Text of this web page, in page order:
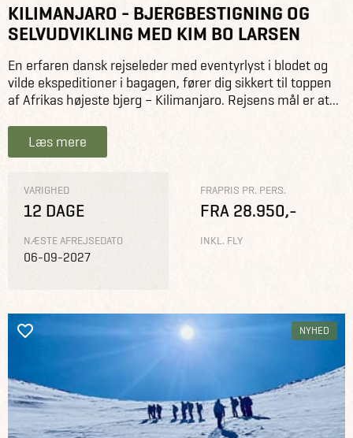
KILIMANJARO - BJERGBESTIGNING OG
SELVUDVIKLING MED KIM BO LARSEN
En erfaren dansk rejseleder med eventyrlyst i blodet og
vilde ekspeditioner i bagagen, fører dig sikkert til toppen
af Afrikas højeste bjerg – Kilimanjaro. Rejsens mål er at...
Læs mere
VARIGHED
12 DAGE
NÆSTE AFREJSEDATO
06-09-2027
FRAPRIS PR. PERS.
FRA 28.950,-
INKL. FLY
NYHED